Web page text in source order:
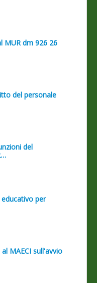
MUR dm 926 26
del personale
del
per
MAECI sull'avvio